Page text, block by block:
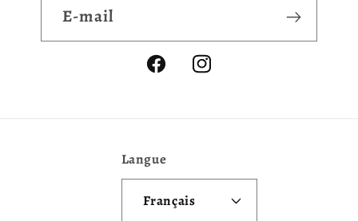
E-mail
FacebookInstagram
Langue
Français